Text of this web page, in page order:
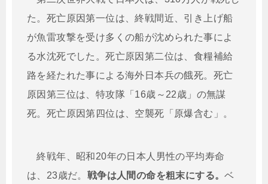
た。死亡原因第一位は、終戦間近、引き上げ船
が魚雷攻撃を受け多くの船が沈められた事によ
る水沈死でした。死亡原因第二位は、食糧補給
路を経たれた事による海外日本兵の餓死。死亡
原因第三位は、特攻隊「16歳～22歳」の無謀
死。死亡原因第四位は、空襲死「原爆含む」。
終戦年、昭和20年の日本人男性の平均寿命
は、23歳だ。 戦争は人間の命を粗末にする。ベ